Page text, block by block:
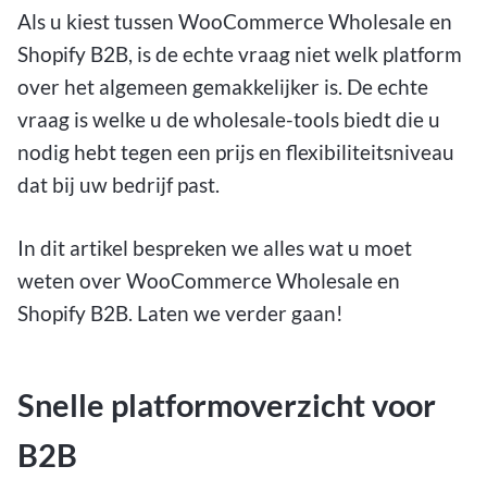
Als u kiest tussen WooCommerce Wholesale en
Shopify B2B, is de echte vraag niet welk platform
over het algemeen gemakkelijker is. De echte
vraag is welke u de wholesale-tools biedt die u
nodig hebt tegen een prijs en flexibiliteitsniveau
dat bij uw bedrijf past.
In dit artikel bespreken we alles wat u moet
weten over WooCommerce Wholesale en
Shopify B2B. Laten we verder gaan!
Snelle platformoverzicht voor
B2B